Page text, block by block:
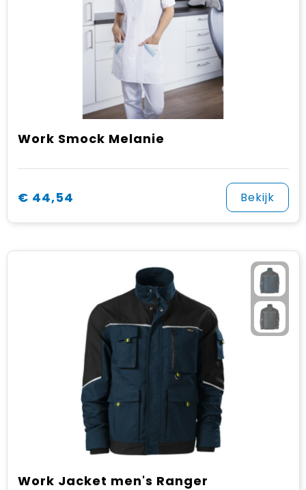
Work Smock Melanie
€ 44,54 Bekijk
Work Jacket men's Ranger